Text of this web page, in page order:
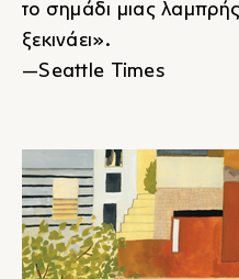
το σημάδι μιας
ξεκινάει».
—Seattle Times